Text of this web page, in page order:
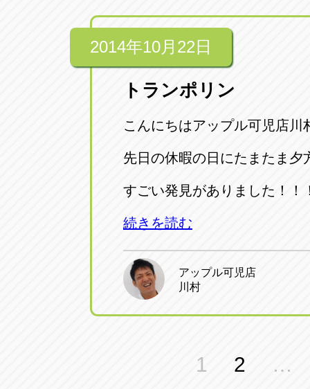
2014年10月22日
トランポリン
こんにちはアップル可児店川
先日の休暇の日にたまたま夕
すごい発見がありました！！
続きを読む
アップル可児店
川村
投
1 2 …